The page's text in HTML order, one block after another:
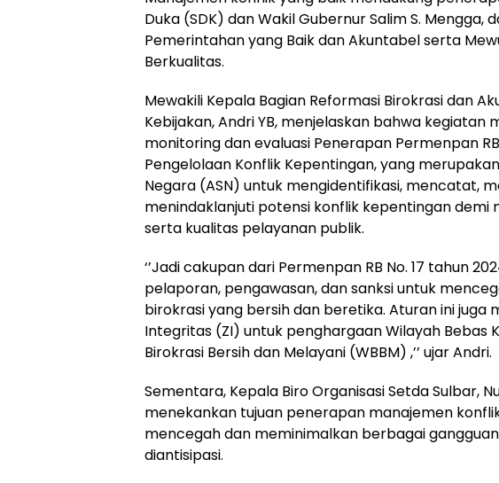
Duka (SDK) dan Wakil Gubernur Salim S.
Pemerintahan yang Baik dan Akuntabel serta
Berkualitas.
Mewakili Kepala Bagian Reformasi Birokrasi dan
Kebijakan, Andri YB, menjelaskan bahwa
monitoring dan evaluasi Penerapan Permenpan
Pengelolaan Konflik Kepentingan, yang
Negara (ASN) untuk mengidentifikasi, mencatat,
menindaklanjuti potensi konflik kepentingan demi
serta kualitas pelayanan publik.
‘’Jadi cakupan dari Permenpan RB No. 17 tahun
pelaporan, pengawasan, dan sanksi untuk
birokrasi yang bersih dan beretika. Aturan ini juga
Integritas (ZI) untuk penghargaan Wilayah Bebas
Birokrasi Bersih dan Melayani (WBBM) ,’’ ujar Andri.
Sementara, Kepala Biro Organisasi Setda Sulbar,
menekankan tujuan penerapan manajemen
mencegah dan meminimalkan berbagai
diantisipasi.